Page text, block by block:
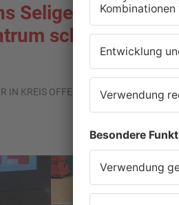
Seligenstädter
scheitert
IN KREIS OFFENBACH